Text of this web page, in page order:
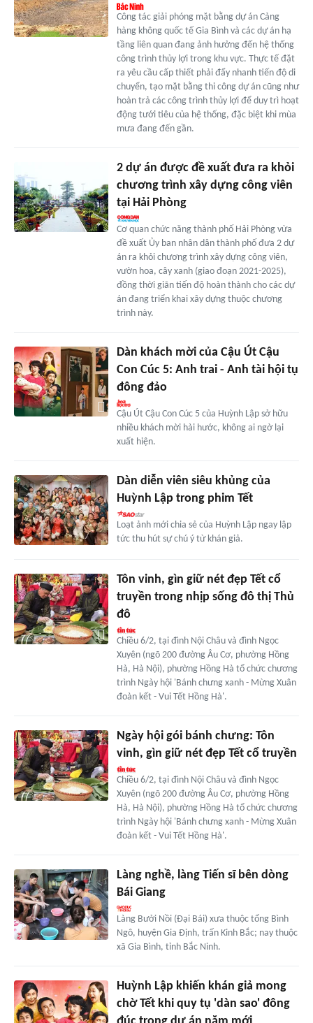
Công tác giải phóng mặt bằng dự án Cảng
hàng không quốc tế Gia Bình và các dự án hạ
tầng liên quan đang ảnh hưởng đến hệ thống
công trình thủy lợi trong khu vực. Thực tế đặt
ra yêu cầu cấp thiết phải đẩy nhanh tiến độ di
chuyển, tạo mặt bằng thi công dự án cũng như
hoàn trả các công trình thủy lợi để duy trì hoạt
động tưới tiêu của hệ thống, đặc biệt khi mùa
mưa đang đến gần.
2 dự án được đề xuất đưa ra khỏi
chương trình xây dựng công viên
tại Hải Phòng
Cơ quan chức năng thành phố Hải Phòng vừa
đề xuất Ủy ban nhân dân thành phố đưa 2 dự
án ra khỏi chương trình xây dựng công viên,
vườn hoa, cây xanh (giao đoạn 2021-2025),
đồng thời giãn tiến độ hoàn thành cho các dự
án đang triển khai xây dựng thuộc chương
trình này.
Dàn khách mời của Cậu Út Cậu
Con Cúc 5: Anh trai - Anh tài hội tụ
đông đảo
Cậu Út Cậu Con Cúc 5 của Huỳnh Lập sở hữu
nhiều khách mời hài hước, không ai ngờ lại
xuất hiện.
Dàn diễn viên siêu khủng của
Huỳnh Lập trong phim Tết
Loạt ảnh mới chia sẻ của Huỳnh Lập ngay lập
tức thu hút sự chú ý từ khán giả.
Tôn vinh, gìn giữ nét đẹp Tết cổ
truyền trong nhịp sống đô thị Thủ
đô
Chiều 6/2, tại đình Nội Châu và đình Ngọc
Xuyên (ngõ 200 đường Âu Cơ, phường Hồng
Hà, Hà Nội), phường Hồng Hà tổ chức chương
trình Ngày hội 'Bánh chưng xanh - Mừng Xuân
đoàn kết - Vui Tết Hồng Hà'.
Ngày hội gói bánh chưng: Tôn
vinh, gìn giữ nét đẹp Tết cổ truyền
Chiều 6/2, tại đình Nội Châu và đình Ngọc
Xuyên (ngõ 200 đường Âu Cơ, phường Hồng
Hà, Hà Nội), phường Hồng Hà tổ chức chương
trình Ngày hội 'Bánh chưng xanh - Mừng Xuân
đoàn kết - Vui Tết Hồng Hà'.
Làng nghề, làng Tiến sĩ bên dòng
Bái Giang
Làng Bưởi Nồi (Đại Bái) xưa thuộc tổng Bình
Ngô, huyện Gia Định, trấn Kinh Bắc; nay thuộc
xã Gia Bình, tỉnh Bắc Ninh.
Huỳnh Lập khiến khán giả mong
chờ Tết khi quy tụ 'dàn sao' đông